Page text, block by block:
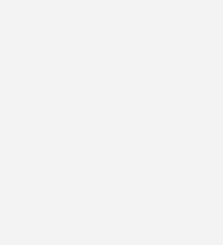
und
in Zusammenarbeit mit
der Kreishandwerkerschaft
Weiterbildung zum
Studium zum Ingenieur im
Zielgruppe des Angebotes sind
mit
die sich weiterentwickeln wollen.
maßgeblichen Beitrag zur Lösung